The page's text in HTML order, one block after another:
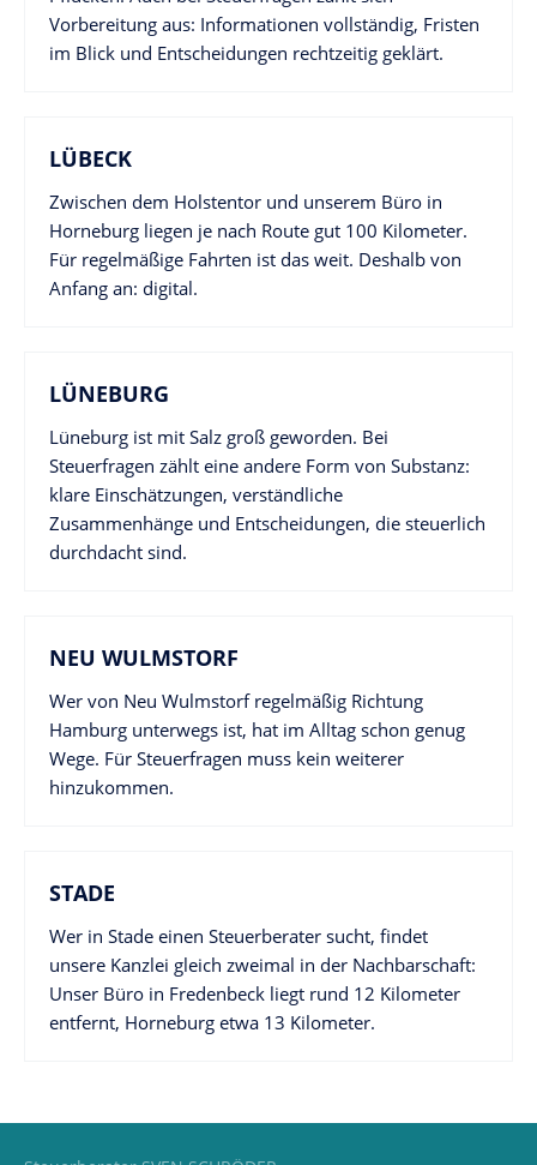
Vorbereitung aus: Informationen vollständig, Fristen
im Blick und Entscheidungen rechtzeitig geklärt.
LÜBECK
Zwischen dem Holstentor und unserem Büro in
Horneburg liegen je nach Route gut 100 Kilometer.
Für regelmäßige Fahrten ist das weit. Deshalb von
Anfang an: digital.
LÜNEBURG
Lüneburg ist mit Salz groß geworden. Bei
Steuerfragen zählt eine andere Form von Substanz:
klare Einschätzungen, verständliche
Zusammenhänge und Entscheidungen, die steuerlich
durchdacht sind.
NEU WULMSTORF
Wer von Neu Wulmstorf regelmäßig Richtung
Hamburg unterwegs ist, hat im Alltag schon genug
Wege. Für Steuerfragen muss kein weiterer
hinzukommen.
STADE
Wer in Stade einen Steuerberater sucht, findet
unsere Kanzlei gleich zweimal in der Nachbarschaft:
Unser Büro in Fredenbeck liegt rund 12 Kilometer
entfernt, Horneburg etwa 13 Kilometer.